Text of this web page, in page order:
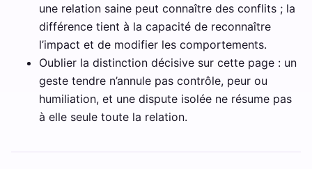
une relation saine peut connaître des conflits ; la
différence tient à la capacité de reconnaître
l’impact et de modifier les comportements.
Oublier la distinction décisive sur cette page : un
geste tendre n’annule pas contrôle, peur ou
humiliation, et une dispute isolée ne résume pas
à elle seule toute la relation.